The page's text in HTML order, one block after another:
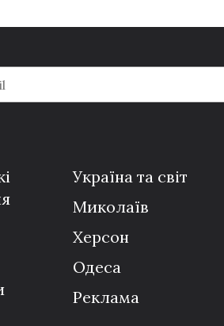
Україна та світ
Миколаїв
Херсон
Одеса
Реклама